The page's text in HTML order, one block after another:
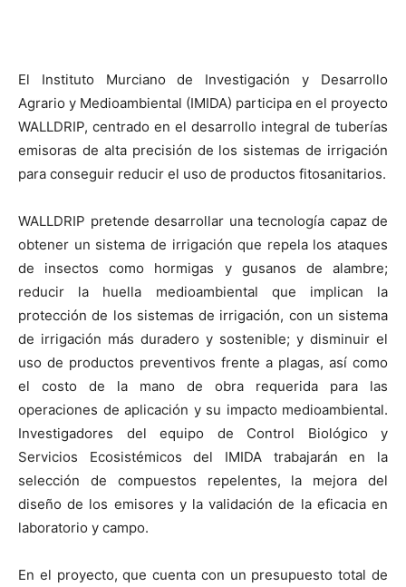
El Instituto Murciano de Investigación y Desarrollo
Agrario y Medioambiental (IMIDA) participa en el proyecto
WALLDRIP, centrado en el desarrollo integral de tuberías
emisoras de alta precisión de los sistemas de irrigación
para conseguir reducir el uso de productos fitosanitarios.
WALLDRIP pretende desarrollar una tecnología capaz de
obtener un sistema de irrigación que repela los ataques
de insectos como hormigas y gusanos de alambre;
reducir la huella medioambiental que implican la
protección de los sistemas de irrigación, con un sistema
de irrigación más duradero y sostenible; y disminuir el
uso de productos preventivos frente a plagas, así como
el costo de la mano de obra requerida para las
operaciones de aplicación y su impacto medioambiental.
Investigadores del equipo de Control Biológico y
Servicios Ecosistémicos del IMIDA trabajarán en la
selección de compuestos repelentes, la mejora del
diseño de los emisores y la validación de la eficacia en
laboratorio y campo.
En el proyecto, que cuenta con un presupuesto total de